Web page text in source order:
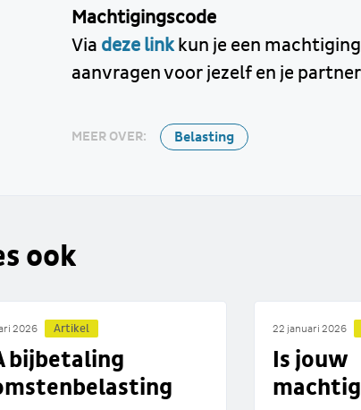
Machtigingscode
Via deze link kun je een
aanvragen voor jezelf en je
MEER OVER: Belasting
ook
2026 Artikel
bijbetaling
22 januari 2026
Is jouw